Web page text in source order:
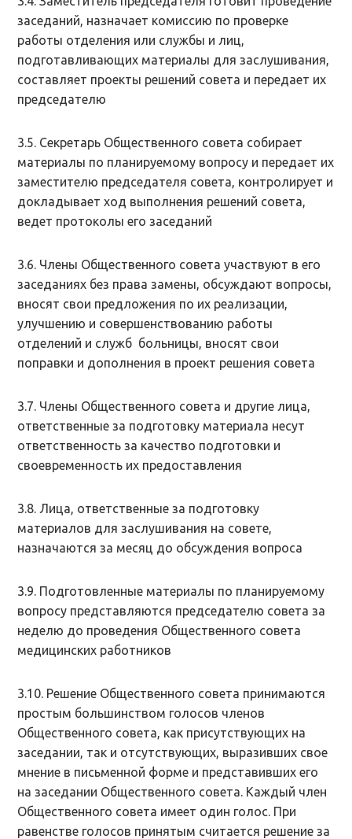
заседаний, назначает комиссию по проверке
работы отделения или службы и лиц,
подготавливающих материалы для заслушивания,
составляет проекты решений совета и передает их
председателю
3.5. Секретарь Общественного совета собирает
материалы по планируемому вопросу и передает их
заместителю председателя совета, контролирует и
докладывает ход выполнения решений совета,
ведет протоколы его заседаний
3.6. Члены Общественного совета участвуют в его
заседаниях без права замены, обсуждают вопросы,
вносят свои предложения по их реализации,
улучшению и совершенствованию работы
отделений и служб больницы, вносят свои
поправки и дополнения в проект решения совета
3.7. Члены Общественного совета и другие лица,
ответственные за подготовку материала несут
ответственность за качество подготовки и
своевременность их предоставления
3.8. Лица, ответственные за подготовку
материалов для заслушивания на совете,
назначаются за месяц до обсуждения вопроса
3.9. Подготовленные материалы по планируемому
вопросу представляются председателю совета за
неделю до проведения Общественного совета
медицинских работников
3.10. Решение Общественного совета принимаются
простым большинством голосов членов
Общественного совета, как присутствующих на
заседании, так и отсутствующих, выразивших свое
мнение в письменной форме и представивших его
на заседании Общественного совета. Каждый член
Общественного совета имеет один голос. При
равенстве голосов принятым считается решение за